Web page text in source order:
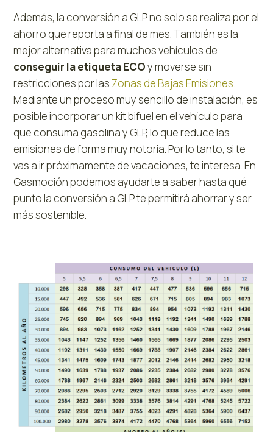
Además, la conversión a GLP no solo se realiza por el
ahorro que reporta a final de mes. También es la
mejor alternativa para muchos vehículos de
conseguir la etiqueta ECOy moverse sin
restricciones por las Zonas de Bajas Emisiones.
Mediante un proceso muy sencillo de instalación, es
posible incorporar un kit bifuel en el vehículo para
que consuma gasolina y GLP, lo que reduce las
emisiones de forma muy notoria. Por lo tanto, si te
vas a ir próximamente de vacaciones, te interesa. En
Gasmoción podemos ayudarte a saber hasta qué
punto la conversión a GLP te permitirá ahorrar y ser
más sostenible.